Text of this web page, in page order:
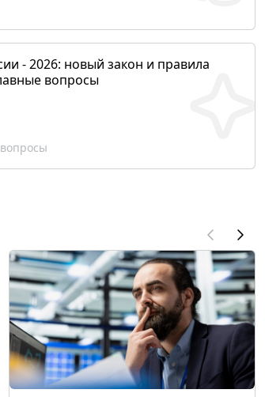
- 2026: новый закон и правила
вопросы